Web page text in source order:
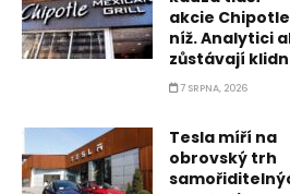
akcie Chipotle
níž. Analytici
zůstávají
7 SRPNA, 2026
Tesla míří na
obrovský trh